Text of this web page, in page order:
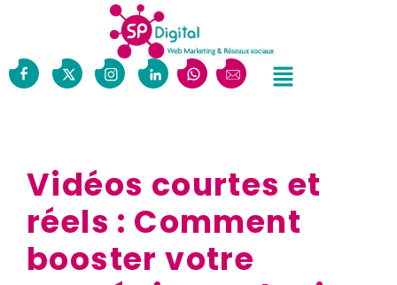
Vidéos courtes et
réels : Comment
booster votre